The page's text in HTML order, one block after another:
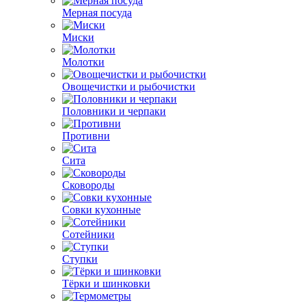
Мерная посуда
Миски
Молотки
Овощечистки и рыбочистки
Половники и черпаки
Противни
Сита
Сковороды
Совки кухонные
Сотейники
Ступки
Тёрки и шинковки